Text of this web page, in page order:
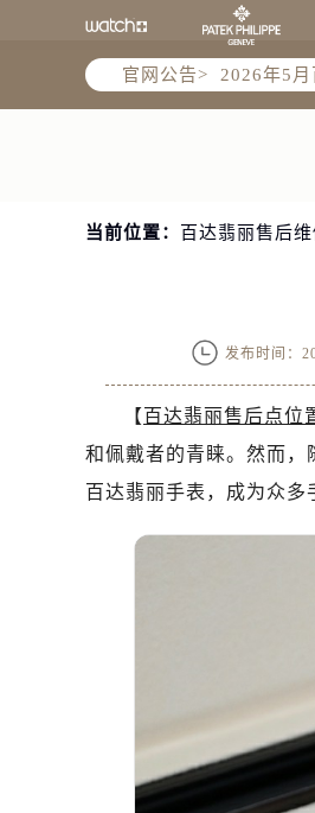
官网公告>
2026年5
2026年5
北京市东
天津市和
上海市徐
上海市黄
常州市新
扬州市邗
泰州市海
宁波市江
杭州市上
金华市金
绍兴市越
嘉兴市南
南昌市红
济南市历
广州市天
广州市越
深圳市罗
惠州市惠
当前位置： 百达翡丽售后
发布时间：
【百达翡丽售后点位
和佩戴者的青睐。然而，
百达翡丽手表，成为众多